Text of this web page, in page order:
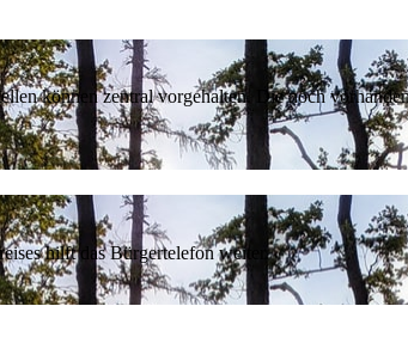
können zentral vorgehalten. Die noch
hilft das Bürgertelefon weiter.